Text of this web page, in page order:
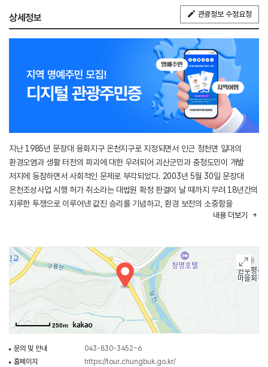
상세정보 관광정보 수정요청
지난 1985년 문장대 용화지구 온천지구로 지정되면서 인근 청천면 일대의
환경오염과 생활 터전의 파괴에 대한 우려되어 괴산군민과 충청도민이 개발
저지에 동참하면서 사회적인 문제로 부각되었다. 2003년 5월 30일 문장대
온천조성사업 시행 허가 취소라는 대법원 확정 판결이 날 때까지 무려 18년간의
지루한 투쟁으로 이루어낸 값진 승리를 기념하고, 환경 보전의 소중함을
일깨우기 위하여 환경문화전시관이 건립되었다. 천하대장군, 지하여장군 등의
축하의 목적으로 세우는 솟대들이 무리 지어 있다.
내용 더보기
250m
문의 및 안내
043-830-3452~6
홈페이지
https://tour.chungbuk.go.kr/